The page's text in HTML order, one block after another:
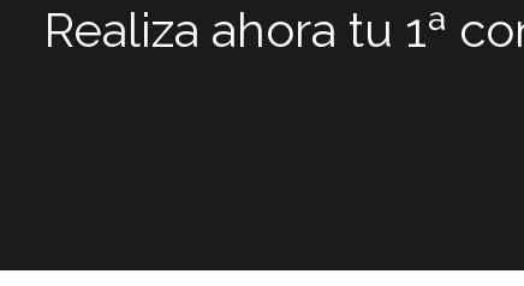
Realiza ahora tu 1ª